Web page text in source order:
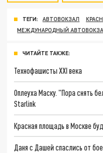
ТЕГИ: АВТОВОКЗАЛ
МЕЖДУНАРОДНЫЙ
ЧИТАЙТЕ ТАКЖЕ:
Технофашисты XXI века
Оплеуха Маску. "Пора снять
Starlink
Красная площадь в Москве
Даня с Дашей спаслись от